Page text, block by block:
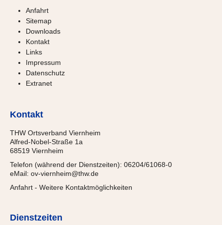
Anfahrt
Sitemap
Downloads
Kontakt
Links
Impressum
Datenschutz
Extranet
Kontakt
THW Ortsverband Viernheim
Alfred-Nobel-Straße 1a
68519 Viernheim
Telefon (während der Dienstzeiten): 06204/61068-0
eMail: ov-viernheim@thw.de
Anfahrt - Weitere Kontaktmöglichkeiten
Dienstzeiten